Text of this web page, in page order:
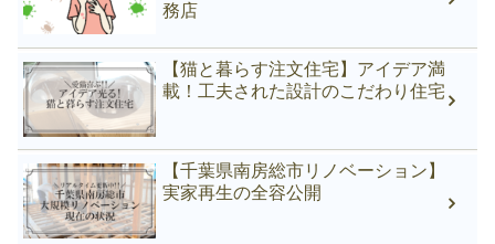
務店
【猫と暮らす注文住宅】アイデア満
載！工夫された設計のこだわり住宅
【千葉県南房総市リノベーション】
実家再生の全容公開